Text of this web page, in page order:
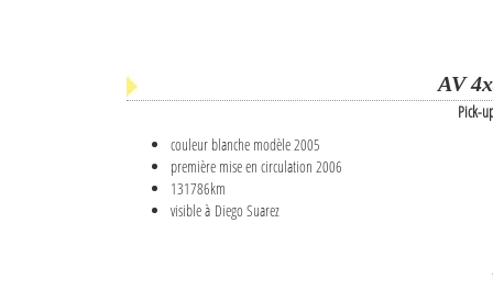
AV
Pick-
couleur blanche modèle 2005
première mise en circulation 2006
131786km
visible à Diego Suarez